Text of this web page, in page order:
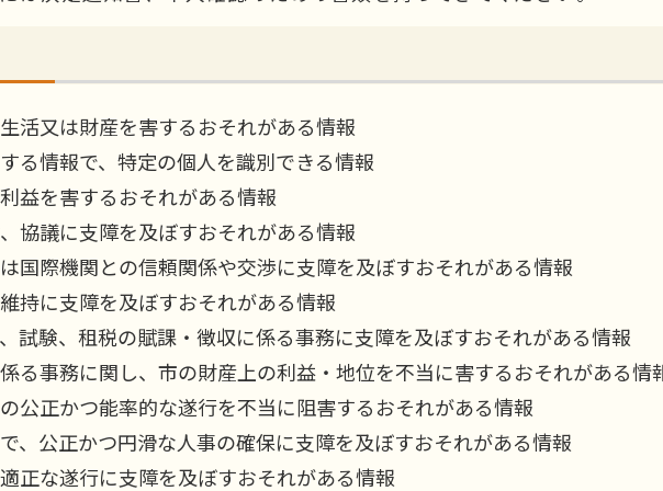
活又は財産を害するおそれがある情報
る情報で、特定の個人を識別できる情報
益を害するおそれがある情報
協議に支障を及ぼすおそれがある情報
国際機関との信頼関係や交渉に支障を及ぼすおそれがある情報
持に支障を及ぼすおそれがある情報
試験、租税の賦課・徴収に係る事務に支障を及ぼすおそれがある情報
る事務に関し、市の財産上の利益・地位を不当に害するおそれがある情
公正かつ能率的な遂行を不当に阻害するおそれがある情報
、公正かつ円滑な人事の確保に支障を及ぼすおそれがある情報
正な遂行に支障を及ぼすおそれがある情報